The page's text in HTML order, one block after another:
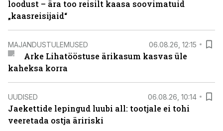
loodust – ära too reisilt kaasa soovimatuid
„kaasreisijaid“
MAJANDUSTULEMUSED 06.08.26, 12:15
Arke Lihatööstuse ärikasum kasvas üle
kaheksa korra
UUDISED 06.08.26, 10:14
Jaekettide lepingud luubi all: tootjale ei tohi
veeretada ostja äririski